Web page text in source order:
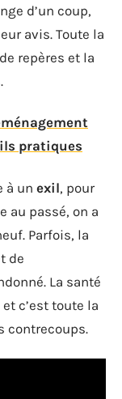
d’un coup,
avis. Toute la
repères et la
pratiques
à un exil, pour
au passé, on a
Parfois, la
de
La santé
c’est toute la
contrecoups.